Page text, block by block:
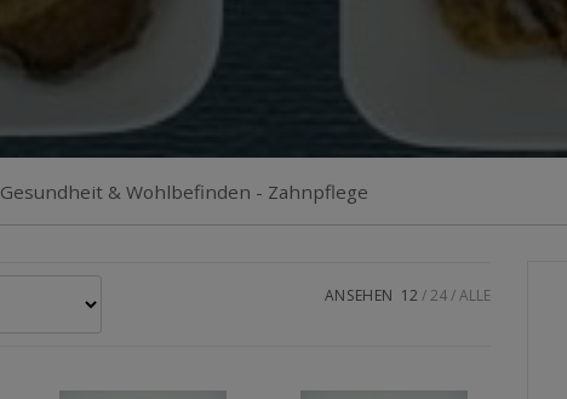
Gesundheit & Wohlbefinden - Zahnpflege
ANSEHEN 12 24 ALLE